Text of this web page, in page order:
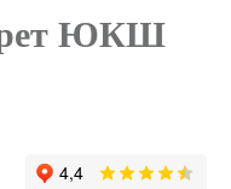
ЮКШ